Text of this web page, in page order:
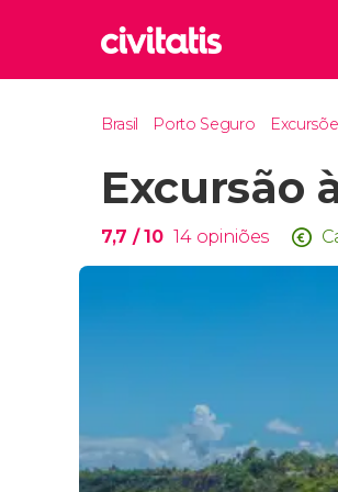
Brasil Porto Seguro
Excursão
7,7 / 10 14 opiniões